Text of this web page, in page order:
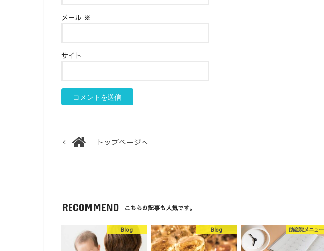
メール ※
サイト
トップページへ
RECOMMEND こちらの記事も人気です。
Blog Blog 助産院メニュー